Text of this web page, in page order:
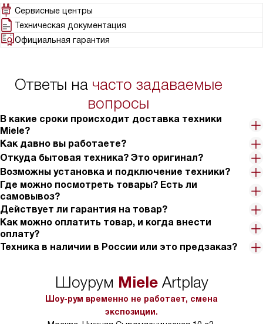
одно написать, говорю про другое – сумбур, но и
профессиональный отзыв не напишу. Сравниваю с кофе на
вынос – мой вкуснее, но, опять же, не нужно экономить на
ристретто, эспрессо, капучино, латте макиато и другие виды.
Кофе можно варить, как из зернового кофе, так и из молотого.
Емкость для воды равна 1,8 литра. С очисткой машины
проблем нет. Она имеет автоматическую очистку, но накипь
Сервисные центры
Техническая документация
Официальная гарантия
Ответы на часто задаваемые
вопросы
В какие сроки происходит доставка техники
Miele?
Как давно вы работаете?
Откуда бытовая техника? Это оригинал?
Возможны установка и подключение техники?
Где можно посмотреть товары? Есть ли
самовывоз?
Действует ли гарантия на товар?
Как можно оплатить товар, и когда внести
оплату?
Техника в наличии в России или это предзаказ?
Шоурум MieleArtplay
Шоу-рум временно не работает, смена
экспозиции.